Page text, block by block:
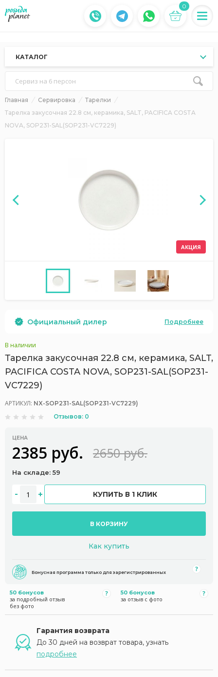
0
КАТАЛОГ
Сервиз на 6 персон
Главная Сервировка
Тарелки
Тарелка закусочная 22.8 см, керамика, SALT, PACIFICA COSTA
NOVA, SOP231-SAL(SOP231-VC7229)
АКЦИЯ
Официальный дилер Подробнее
В наличии
Тарелка закусочная 22.8 см, керамика, SALT,
PACIFICA COSTA NOVA, SOP231-SAL(SOP231-
VC7229)
АРТИКУЛ: NX-SOP231-SAL(SOP231-VC7229)
Отзывов: 0
ЦЕНА
2385 руб. 2650 руб.
На складе: 59
КУПИТЬ В 1 КЛИК
В КОРЗИНУ
Как купить
Бонусная программа только для зарегистрированных
50 бонусов
за подробный отзыв
без фото
50 бонусов
за отзыв с фото
Гарантия возврата
До 30 дней на возврат товара, узнать
подробнее